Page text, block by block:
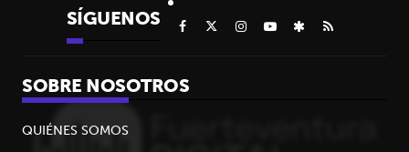
SÍGUENOS
SOBRE NOSOTROS
QUIÉNES SOMOS